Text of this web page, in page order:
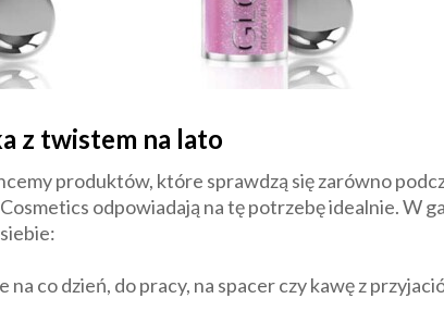
z twistem na lato
produktów, które sprawdzą się zarówno
odpowiadają na tę potrzebę idealnie. W
na co dzień, do pracy, na spacer czy kawę z